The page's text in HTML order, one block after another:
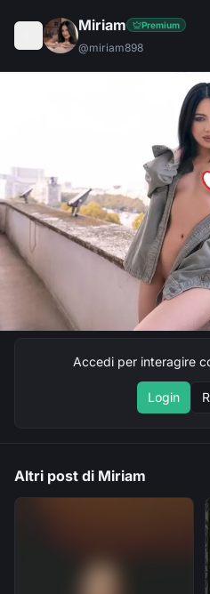
Miriam Premium
@miriam898
Accedi per interagire
Login
Altri post di Miriam